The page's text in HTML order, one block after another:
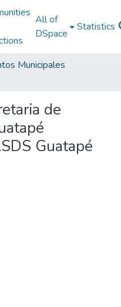
All of
DSpace
Statistics
Municipales
de
Guatapé